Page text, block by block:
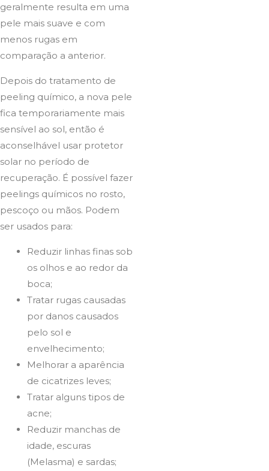
geralmente resulta em uma
pele mais suave e com
menos rugas em
comparação a anterior.
Depois do tratamento de
peeling químico, a nova pele
fica temporariamente mais
sensível ao sol, então é
aconselhável usar protetor
solar no período de
recuperação. É possível fazer
peelings químicos no rosto,
pescoço ou mãos. Podem
ser usados para:
Reduzir linhas finas sob
os olhos e ao redor da
boca;
Tratar rugas causadas
por danos causados
pelo sol e
envelhecimento;
Melhorar a aparência
de cicatrizes leves;
Tratar alguns tipos de
acne;
Reduzir manchas de
idade, escuras
(Melasma) e sardas;